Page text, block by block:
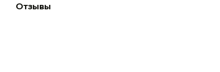
Отзывы